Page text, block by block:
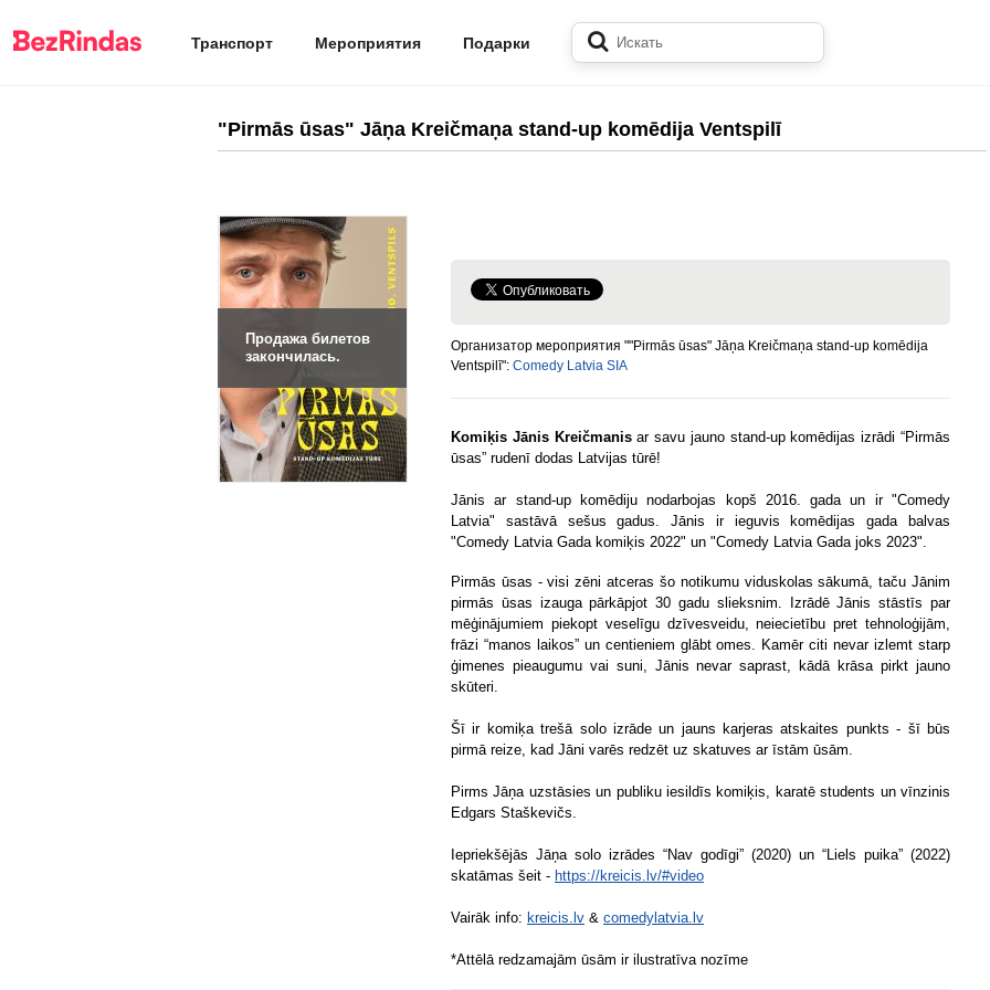
Транспорт Мероприятия Подарки
"Pirmās ūsas" Jāņa Kreičmaņa stand-up komēdija Ventspilī
Продажа билетов
закончилась.
Организатор мероприятия ""Pirmās ūsas" Jāņa Kreičmaņa stand-up komēdija
Ventspilī": Comedy Latvia SIA
Komiķis Jānis Kreičmanis ar savu jauno stand-up komēdijas izrādi “Pirmās
ūsas” rudenī dodas Latvijas tūrē!
Jānis ar stand-up komēdiju nodarbojas kopš 2016. gada un ir "Comedy
Latvia" sastāvā sešus gadus. Jānis ir ieguvis komēdijas gada balvas
"Comedy Latvia Gada komiķis 2022" un "Comedy Latvia Gada joks 2023".
Pirmās ūsas - visi zēni atceras šo notikumu viduskolas sākumā, taču Jānim
pirmās ūsas izauga pārkāpjot 30 gadu slieksnim. Izrādē Jānis stāstīs par
mēģinājumiem piekopt veselīgu dzīvesveidu, neiecietību pret tehnoloģijām,
frāzi “manos laikos” un centieniem glābt omes. Kamēr citi nevar izlemt starp
ģimenes pieaugumu vai suni, Jānis nevar saprast, kādā krāsa pirkt jauno
skūteri.
Šī ir komiķa trešā solo izrāde un jauns karjeras atskaites punkts - šī būs
pirmā reize, kad Jāni varēs redzēt uz skatuves ar īstām ūsām.
Pirms Jāņa uzstāsies un publiku iesildīs komiķis, karatē students un vīnzinis
Edgars Staškevičs.
Iepriekšējās Jāņa solo izrādes “Nav godīgi” (2020) un “Liels puika” (2022)
skatāmas šeit - https://kreicis.lv/#video
Vairāk info: kreicis.lv & comedylatvia.lv
*Attēlā redzamajām ūsām ir ilustratīva nozīme